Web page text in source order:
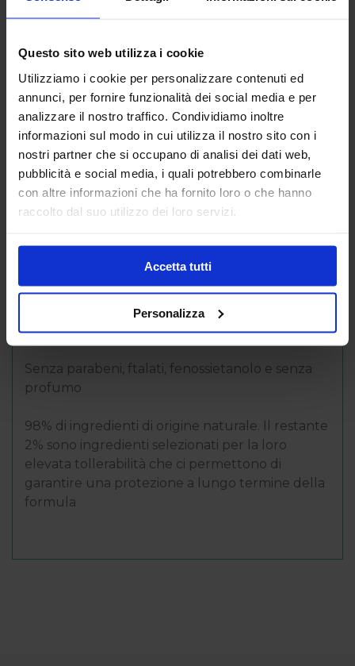
Questo sito web utilizza i cookie
Utilizziamo i cookie per personalizzare contenuti ed
annunci, per fornire funzionalità dei social media e per
analizzare il nostro traffico. Condividiamo inoltre
informazioni sul modo in cui utilizza il nostro sito con i
nostri partner che si occupano di analisi dei dati web,
pubblicità e social media, i quali potrebbero combinarle
con altre informazioni che ha fornito loro o che hanno
raccolto dal suo utilizzo dei loro servizi.
Accetta tutti
Personalizza
È testato sotto controllo dermatologico e
pediatrico per garantire sicurezza fin dalla
nascita (anche per i neonati dimessi dalla
neonatologia). Ipoallergenico: formulato per
minimizzare il rischio di reazioni allergiche e
garantire elevata tollerabilità.
Ingredienti
Perseose d'Avocado bio:è il nostro attivo
principale brevettato per proteggere la
capitale cellulare della pelle
Schisandra bio:lenisce e aiuta a limitare i
segni di reattività cutanea
Senza parabeni, ftalati, fenossietanolo e senza
profumo
98% di ingredienti di origine naturale. Il restante
2% sono ingredienti selezionati per la loro
elevata tollerabilità che ci permettono di
garantire una protezione a lungo termine della
formula